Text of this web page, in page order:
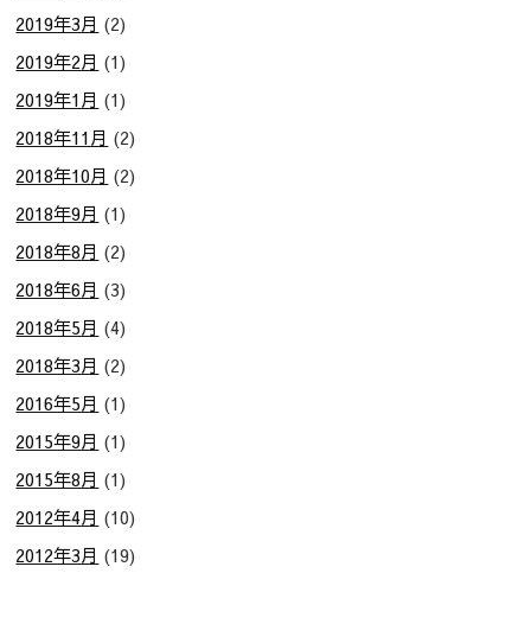
2019年3月 (2)
2019年2月 (1)
2019年1月 (1)
2018年11月 (2)
2018年10月 (2)
2018年9月 (1)
2018年8月 (2)
2018年6月 (3)
2018年5月 (4)
2018年3月 (2)
2016年5月 (1)
2015年9月 (1)
2015年8月 (1)
2012年4月 (10)
2012年3月 (19)